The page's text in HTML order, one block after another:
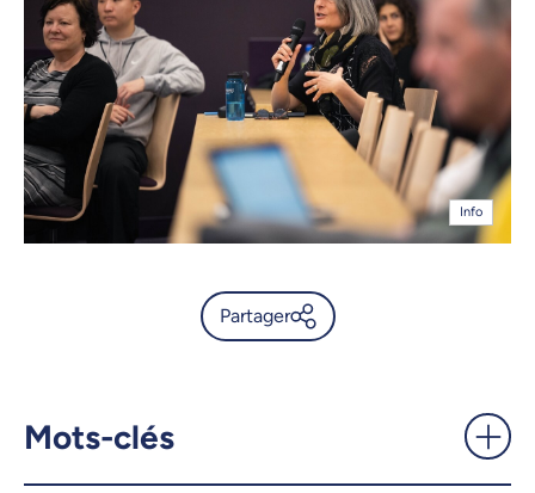
Info
Partager
recherches en écotoxicologie
Mots-clés